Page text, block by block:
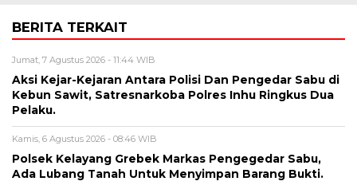
BERITA TERKAIT
Jumat, 7 Agustus 2026 - 11:44 WIB
Aksi Kejar-Kejaran Antara Polisi Dan Pengedar Sabu di
Kebun Sawit, Satresnarkoba Polres Inhu Ringkus Dua
Pelaku.
Kamis, 6 Agustus 2026 - 08:46 WIB
Polsek Kelayang Grebek Markas Pengegedar Sabu,
Ada Lubang Tanah Untuk Menyimpan Barang Bukti.